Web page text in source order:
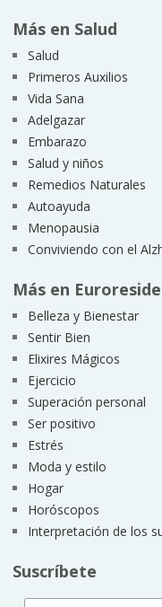
Más en Salud
Salud
Primeros Auxilios
Vida Sana
Adelgazar
Embarazo
Salud y niños
Remedios Naturales
Autoayuda
Menopausia
Conviviendo con el
Más en
Belleza y Bienestar
Sentir Bien
Elixires Mágicos
Ejercicio
Superación personal
Ser positivo
Estrés
Moda y estilo
Hogar
Horóscopos
Interpretación de los
Suscríbete